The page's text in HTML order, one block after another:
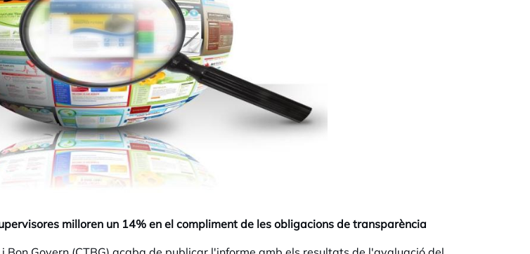
milloren un 14% en el compliment de les obligacions de transparència